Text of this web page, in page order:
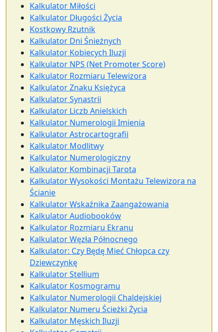
Kalkulator Miłości
Kalkulator Długości Życia
Kostkowy Rzutnik
Kalkulator Dni Śnieżnych
Kalkulator Kobiecych Iluzji
Kalkulator NPS (Net Promoter Score)
Kalkulator Rozmiaru Telewizora
Kalkulator Znaku Księżyca
Kalkulator Synastrii
Kalkulator Liczb Anielskich
Kalkulator Numerologii Imienia
Kalkulator Astrocartografii
Kalkulator Modlitwy
Kalkulator Numerologiczny
Kalkulator Kombinacji Tarota
Kalkulator Wysokości Montażu Telewizora na
Ścianie
Kalkulator Wskaźnika Zaangażowania
Kalkulator Audiobooków
Kalkulator Rozmiaru Ekranu
Kalkulator Węzła Północnego
Kalkulator: Czy Będę Mieć Chłopca czy
Dziewczynkę
Kalkulator Stellium
Kalkulator Kosmogramu
Kalkulator Numerologii Chaldejskiej
Kalkulator Numeru Ścieżki Życia
Kalkulator Męskich Iluzji